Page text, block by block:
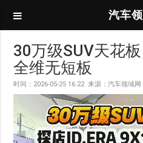
汽车
30万级SUV天花
全维无短板
时间：2026-05-25 16:22 来源：汽车领域